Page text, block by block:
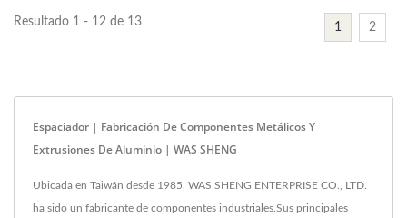
Resultado 1 - 12 de 13 1 2
Espaciador | Fabricación De Componentes Metálicos Y
Extrusiones De Aluminio | WAS SHENG
Ubicada en Taiwán desde 1985, WAS SHENG ENTERPRISE CO., LTD.
ha sido un fabricante de componentes industriales.Sus principales